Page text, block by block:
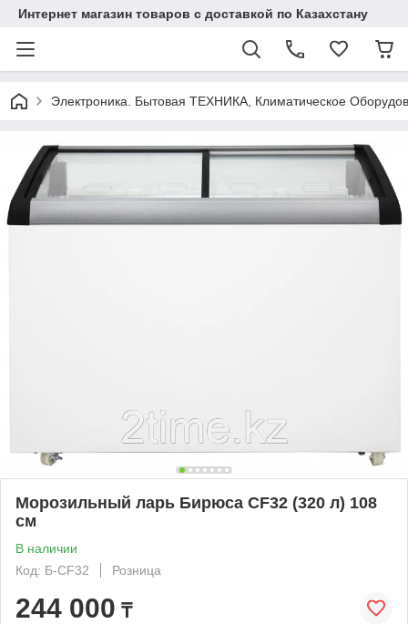
Интернет магазин товаров с доставкой по Казахстану
Электроника. Бытовая ТЕХНИКА, Климатическое
Морозильный ларь Бирюса CF32 (320 л) 108
см
В наличии
Код: Б-CF32
Розница
244 000 ₸